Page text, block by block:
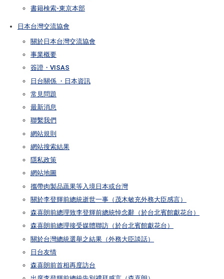
書籍検索-東京本部
日本台灣交流協會
關於日本台灣交流協會
事業概要
簽證・VISAS
日台關係 ・日本資訊
常見問題
最新消息
聯繫我們
網站規則
網站搜索結果
隱私政策
網站地圖
攜帶肉製品蔬果等入境日本或台灣
關於李登輝前總統逝世一事（茂木敏充外務大臣感言）
森喜朗前總理致李登輝前總統悼念辭（於台北賓館獻花台）
森喜朗前總理接受媒體聯訪（於台北賓館獻花台）
關於台灣總統選舉之結果（外務大臣談話）
日台友情
森喜朗前首相再度訪台